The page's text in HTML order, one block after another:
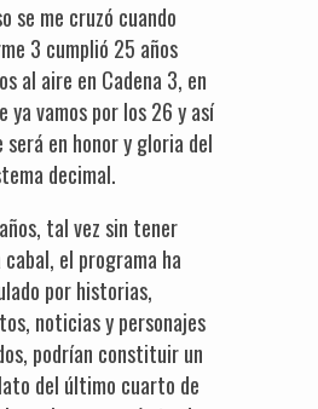
se me cruzó cuando
3 cumplió 25 años
al aire en Cadena 3, en
ya vamos por los 26 y así
en honor y gloria del
decimal.
tal vez sin tener
el programa ha
por historias,
noticias y personajes
podrían constituir un
del último cuarto de